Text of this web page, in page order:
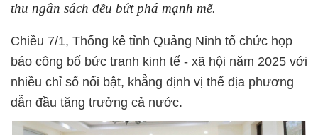
thu ngân sách đều bứt phá mạnh mẽ.
Chiều 7/1, Thống kê tỉnh Quảng Ninh tổ chức họp
báo công bố bức tranh kinh tế - xã hội năm 2025 với
nhiều chỉ số nổi bật, khẳng định vị thế địa phương
dẫn đầu tăng trưởng cả nước.